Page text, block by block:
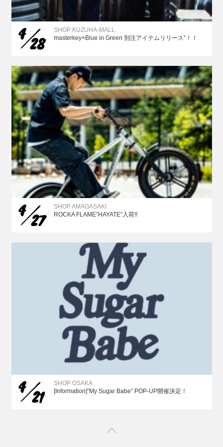
4 28
SHOP KUZUHA-MALL
masterkey×Blue in Green 別注アイテムリリース”！！
4 27
SHOP AMAGASAKI
ROCKA FLAME”HAYATE”入荷!!
4 21
SHOP OSAKA
[Information]”My Sugar Babe” POP-UP開催決定！